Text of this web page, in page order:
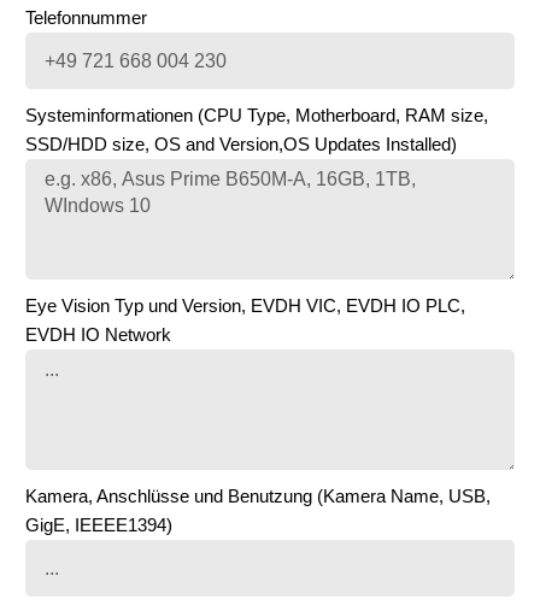
Telefonnummer
Systeminformationen (CPU Type, Motherboard, RAM size,
SSD/HDD size, OS and Version,OS Updates Installed)
Eye Vision Typ und Version, EVDH VIC, EVDH IO PLC,
EVDH IO Network
Kamera, Anschlüsse und Benutzung (Kamera Name, USB,
GigE, IEEEE1394)